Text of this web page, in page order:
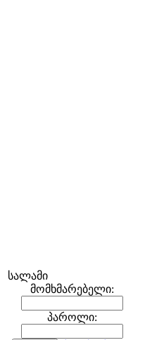
სალამი
მომხმარებელი:
პაროლი: